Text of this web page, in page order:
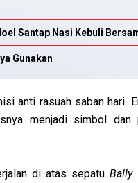
Santap Nasi Kebuli
Gunakan
anti rasuah saban hari.
menjadi simbol dan
di atas sepatuBally